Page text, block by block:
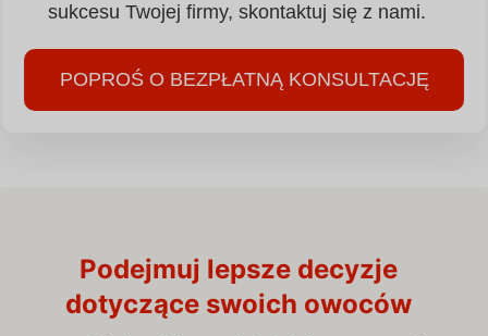
sukcesu Twojej firmy, skontaktuj się z nami.
POPROŚ O BEZPŁATNĄ KONSULTACJĘ
Podejmuj lepsze decyzje
dotyczące swoich owoców